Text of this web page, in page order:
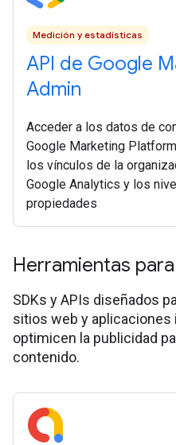
Medición y estadísticas
API de Google
Admin
Acceder a los datos de
Google Marketing
los vínculos de la
Google Analytics y los
propiedades
Herramientas
SDKs y APIs diseñados
sitios web y
optimicen la publicidad
contenido.